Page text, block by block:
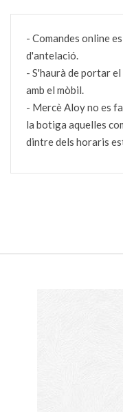
- Comandes online
d'antelació.
- S'haurà de portar
amb el mòbil.
- Mercè Aloy no es
la botiga aquelles
dintre dels horaris